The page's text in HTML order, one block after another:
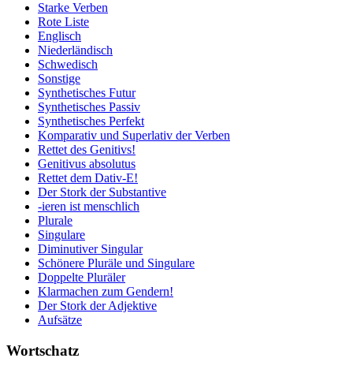
Starke Verben
Rote Liste
Englisch
Niederländisch
Schwedisch
Sonstige
Synthetisches Futur
Synthetisches Passiv
Synthetisches Perfekt
Komparativ und Superlativ der Verben
Rettet des Genitivs!
Genitivus absolutus
Rettet dem Dativ-E!
Der Stork der Substantive
-ieren ist menschlich
Plurale
Singulare
Diminutiver Singular
Schönere Pluräle und Singulare
Doppelte Pluräler
Klarmachen zum Gendern!
Der Stork der Adjektive
Aufsätze
Wortschatz